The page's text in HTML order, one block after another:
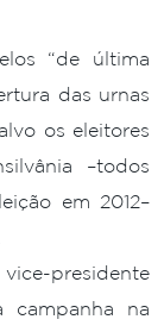
“de última
das urnas
os eleitores
–todos
em 2012–
presidente
campanha na